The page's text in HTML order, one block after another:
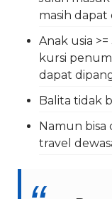
masih
Anak usia
kursi
dapat
Balita tidak
Namun bisa
travel